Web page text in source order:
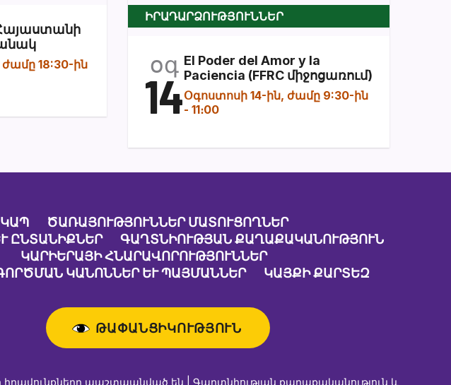
18:30-ին
ԻՐԱԴԱՐՁՈՒԹՅՈՒՆՆԵՐ
օգ
14
El Poder del Amor y la
Paciencia (FFRC միջոցառում)
Օգոստոսի 14-ին, ժամը 9:30-ին
- 11։00
ԿԱՊ
ԾԱՌԱՅՈՒԹՅՈՒՆՆԵՐ ՄԱՏՈՒՑՈՂՆԵՐ
ԸՆՏԱՆԻՔՆԵՐ
ԳԱՂՏՆԻՈՒԹՅԱՆ ՔԱՂԱՔԱԿԱՆՈՒԹՅՈՒՆ
ԿԱՐԻԵՐԱՅԻ ՀՆԱՐԱՎՈՐՈՒԹՅՈՒՆՆԵՐ
ԿԱՆՈՆՆԵՐ ԵՒ ՊԱՅՄԱՆՆԵՐ
ԿԱՅՔԻ ՔԱՐՏԵԶ
ԹԱՓԱՆՑԻԿՈՒԹՅՈՒՆ
իրավունքները պաշտպանված են | Գաղտնիության քաղաքականություն և